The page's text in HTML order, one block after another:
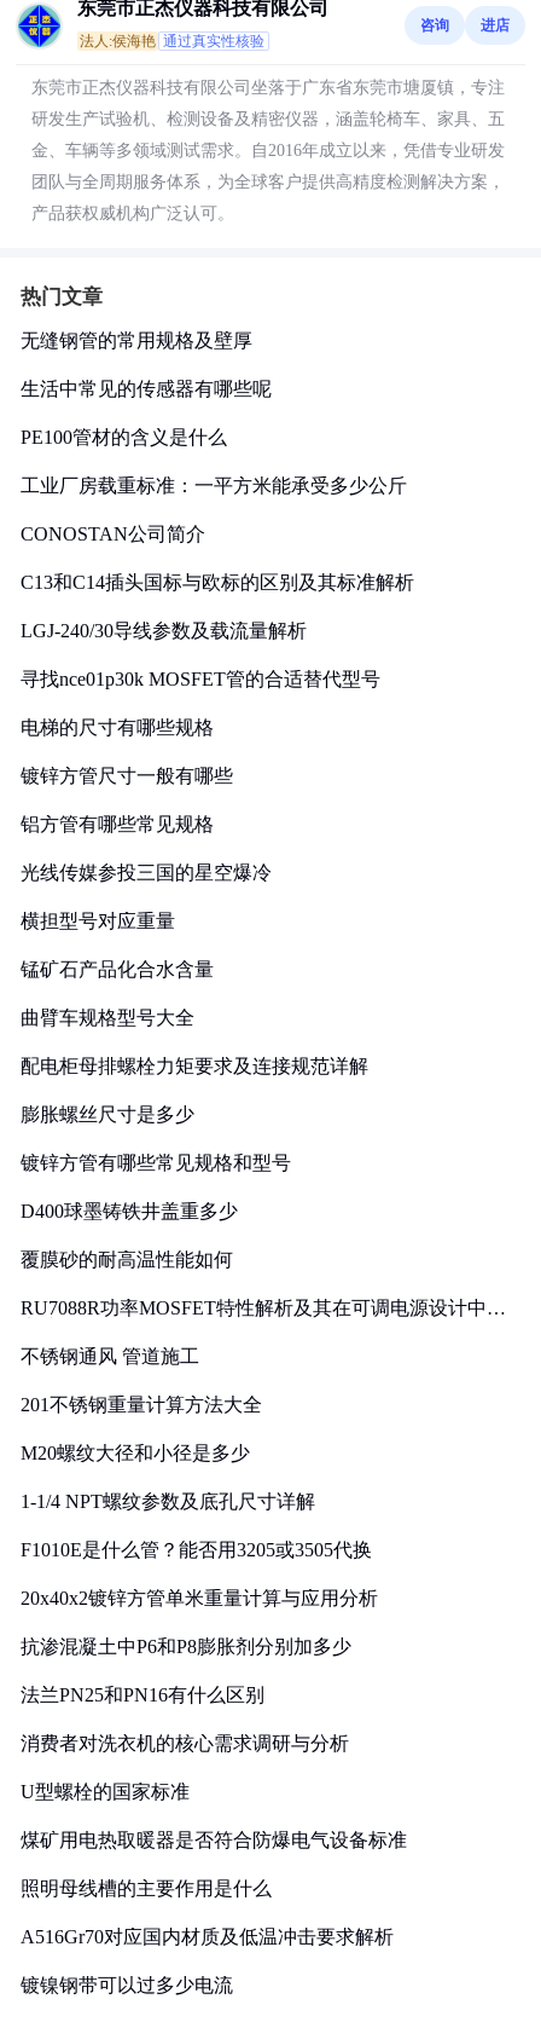
东莞市正杰仪器科技有限公司
法人:侯海艳 通过真实性核验
咨询 进店
东莞市正杰仪器科技有限公司坐落于广东省东莞市塘厦镇，专注
研发生产试验机、检测设备及精密仪器，涵盖轮椅车、家具、五
金、车辆等多领域测试需求。自2016年成立以来，凭借专业研发
团队与全周期服务体系，为全球客户提供高精度检测解决方案，
产品获权威机构广泛认可。
热门文章
无缝钢管的常用规格及壁厚
生活中常见的传感器有哪些呢
PE100管材的含义是什么
工业厂房载重标准：一平方米能承受多少公斤
CONOSTAN公司简介
C13和C14插头国标与欧标的区别及其标准解析
LGJ-240/30导线参数及载流量解析
寻找nce01p30k MOSFET管的合适替代型号
电梯的尺寸有哪些规格
镀锌方管尺寸一般有哪些
铝方管有哪些常见规格
光线传媒参投三国的星空爆冷
横担型号对应重量
锰矿石产品化合水含量
曲臂车规格型号大全
配电柜母排螺栓力矩要求及连接规范详解
膨胀螺丝尺寸是多少
镀锌方管有哪些常见规格和型号
D400球墨铸铁井盖重多少
覆膜砂的耐高温性能如何
RU7088R功率MOSFET特性解析及其在可调电源设计中的
不锈钢通风 管道施工
201不锈钢重量计算方法大全
M20螺纹大径和小径是多少
1-1/4 NPT螺纹参数及底孔尺寸详解
F1010E是什么管？能否用3205或3505代换
20x40x2镀锌方管单米重量计算与应用分析
抗渗混凝土中P6和P8膨胀剂分别加多少
法兰PN25和PN16有什么区别
消费者对洗衣机的核心需求调研与分析
U型螺栓的国家标准
煤矿用电热取暖器是否符合防爆电气设备标准
照明母线槽的主要作用是什么
A516Gr70对应国内材质及低温冲击要求解析
镀镍钢带可以过多少电流